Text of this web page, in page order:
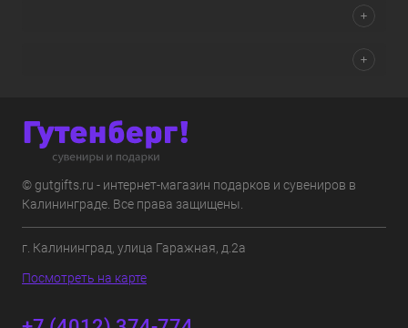
© gutgifts.ru - интернет-магазин подарков и сувениров в
Калининграде. Все права защищены.
г. Калининград, улица Гаражная, д.2а
Посмотреть на карте